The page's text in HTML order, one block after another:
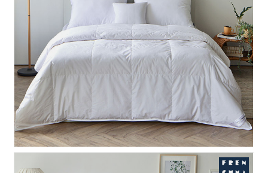
라우 헝가리 구스 이불솜 S..